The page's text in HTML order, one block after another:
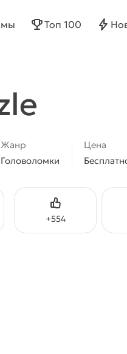
Топ 100
Жанр
Головоломки
Цена
+554
Нравится